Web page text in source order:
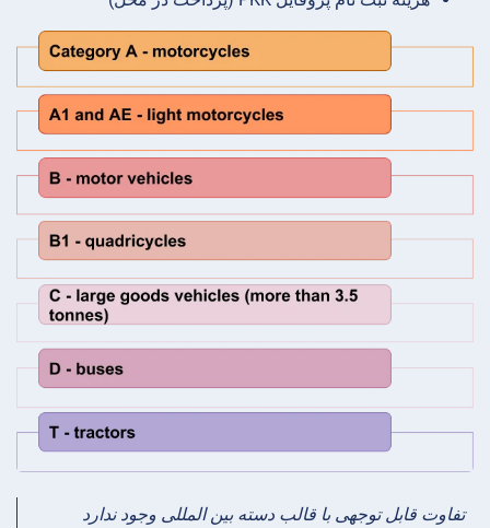
تفاوت قابل توجهی با قالب دسته بین المللی وجود ندارد